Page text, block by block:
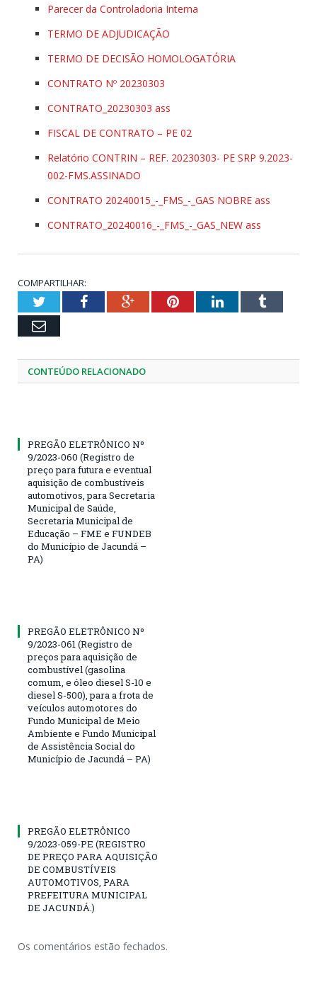
Parecer da Controladoria Interna
TERMO DE ADJUDICAÇÃO
TERMO DE DECISÃO HOMOLOGATÓRIA
CONTRATO Nº 20230303
CONTRATO_20230303 ass
FISCAL DE CONTRATO – PE 02
Relatório CONTRIN – REF. 20230303- PE SRP 9.2023-
002-FMS.ASSINADO
CONTRATO 20240015_-_FMS_-_GAS NOBRE ass
CONTRATO_20240016_-_FMS_-_GAS_NEW ass
COMPARTILHAR:
TwitterFacebookGoogle+PinterestLinkedInTumblr
Email
CONTEÚDO RELACIONADO
PREGÃO ELETRÔNICO Nº
9/2023-060 (Registro de
preço para futura e eventual
aquisição de combustíveis
automotivos, para Secretaria
Municipal de Saúde,
Secretaria Municipal de
Educação – FME e FUNDEB
do Município de Jacundá –
PA)
PREGÃO ELETRÔNICO Nº
9/2023-061 (Registro de
preços para aquisição de
combustível (gasolina
comum, e óleo diesel S-10 e
diesel S-500), para a frota de
veículos automotores do
Fundo Municipal de Meio
Ambiente e Fundo Municipal
de Assistência Social do
Município de Jacundá – PA)
PREGÃO ELETRÔNICO
9/2023-059-PE (REGISTRO
DE PREÇO PARA AQUISIÇÃO
DE COMBUSTÍVEIS
AUTOMOTIVOS, PARA
PREFEITURA MUNICIPAL
DE JACUNDÁ.)
Os comentários estão fechados.